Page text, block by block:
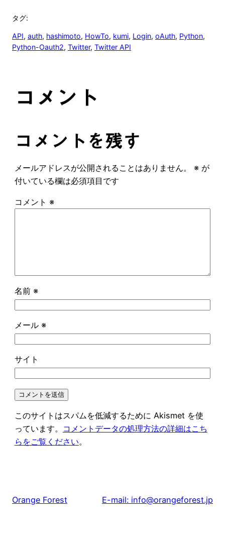
タグ:
API, auth, hashimoto, HowTo, kumi, Login, oAuth, Python
Python-Oauth2, Twitter, Twitter API
コメント
コメントを残す
メールアドレスが公開されることはありません。 ※が
付いている欄は必須項目です
コメント ※
名前 ※
メール ※
サイト
このサイトはスパムを低減するために Akismet を使
っています。
コメントデータの処理方法の詳細はこち
らをご覧ください。
Orange Forest E-mail: info@orangeforest.jp